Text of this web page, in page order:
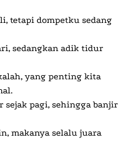
tetapi dompetku sedang
sedangkan adik tidur
yang penting kita
sejak pagi, sehingga banjir
makanya selalu juara